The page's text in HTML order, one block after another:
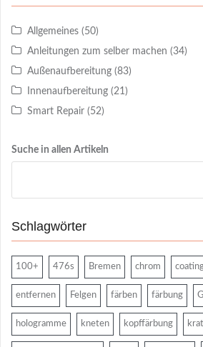
Allgemeines (50)
Anleitungen zum selber machen (34)
Außenaufbereitung (83)
Innenaufbereitung (21)
Smart Repair (52)
Suche in allen Artikeln
Schlagwörter
100+ 476s Bremen chrom
entfernen Felgen färben färbung
hologramme kneten kopffärbung